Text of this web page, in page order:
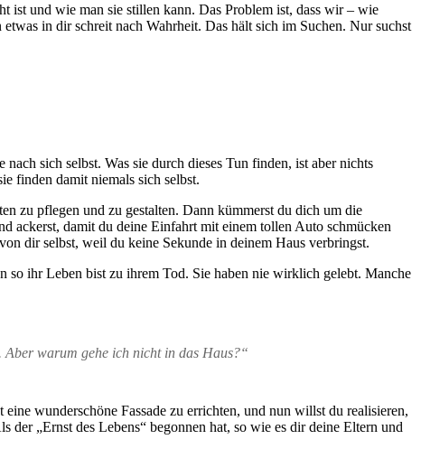
ist und wie man sie stillen kann. Das Problem ist, dass wir – wie
in dir schreit nach Wahrheit. Das hält sich im Suchen. Nur suchst
sich selbst. Was sie durch dieses Tun finden, ist aber nichts
finden damit niemals sich selbst.
zu pflegen und zu gestalten. Dann kümmerst du dich um die
ackerst, damit du deine Einfahrt mit einem tollen Auto schmücken
dir selbst, weil du keine Sekunde in deinem Haus verbringst.
so ihr Leben bist zu ihrem Tod. Sie haben nie wirklich gelebt. Manche
warum gehe ich nicht in das Haus?“
wunderschöne Fassade zu errichten, und nun willst du realisieren,
„Ernst des Lebens“ begonnen hat, so wie es dir deine Eltern und